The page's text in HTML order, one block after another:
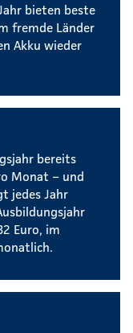
bieten beste
fremde Länder
Akku wieder
bereits
Monat – und
jedes Jahr
Euro, im